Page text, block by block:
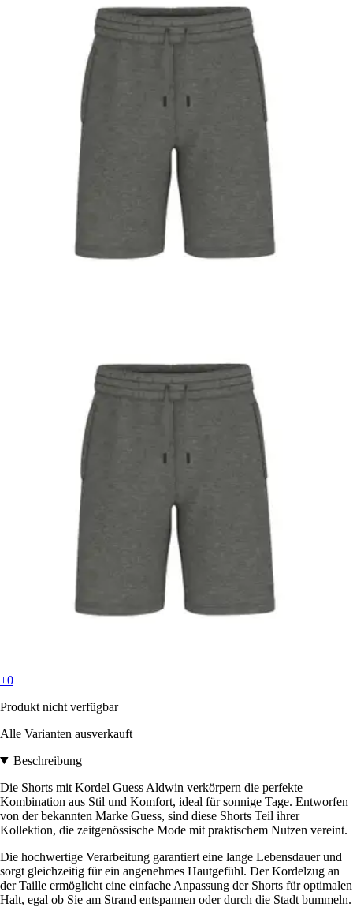
+0
Produkt nicht verfügbar
Alle Varianten ausverkauft
Beschreibung
Die Shorts mit Kordel Guess Aldwin verkörpern die perfekte
Kombination aus Stil und Komfort, ideal für sonnige Tage. Entworfen
von der bekannten Marke Guess, sind diese Shorts Teil ihrer
Kollektion, die zeitgenössische Mode mit praktischem Nutzen vereint.
Die hochwertige Verarbeitung garantiert eine lange Lebensdauer und
sorgt gleichzeitig für ein angenehmes Hautgefühl. Der Kordelzug an
der Taille ermöglicht eine einfache Anpassung der Shorts für optimalen
Halt, egal ob Sie am Strand entspannen oder durch die Stadt bummeln.